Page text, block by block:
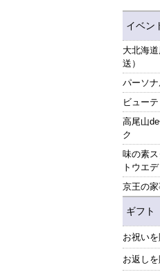
イベン
大北海
送）
パーソ
ビュー
高尾山
ク
味の素
トウエ
京王の
ギフト
お祝い
お返し